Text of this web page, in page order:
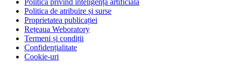
Politica privind inteligența artificială
Politica de atribuire și surse
Proprietatea publicației
Rețeaua Weboratory
Termeni și condiții
Confidențialitate
Cookie-uri